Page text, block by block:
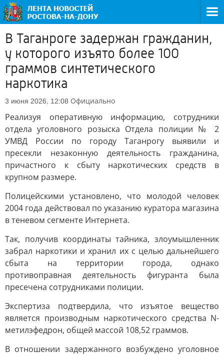
В Таганроге задержан гражданин,
у которого изъято более 100
граммов синтетического
наркотика
3 июня 2026, 12:08 Официально
Реализуя оперативную информацию, сотрудники
отдела уголовного розыска Отдела полиции № 2
УМВД России по городу Таганрогу выявили и
пресекли незаконную деятельность гражданина,
причастного к сбыту наркотических средств в
крупном размере.
Полицейскими установлено, что молодой человек
2004 года действовал по указанию куратора магазина
в теневом сегменте Интернета.
Так, получив координаты тайника, злоумышленник
забрал наркотики и хранил их с целью дальнейшего
сбыта на территории города, однако
противоправная деятельность фигуранта была
пресечена сотрудниками полиции.
Экспертиза подтвердила, что изъятое вещество
является производным наркотического средства N-
метилэфедрон, общей массой 108,52 граммов.
В отношении задержанного возбуждено уголовное